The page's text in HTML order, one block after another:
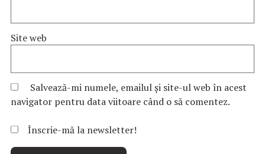
Site web
Salvează-mi numele, emailul și site-ul web în acest
navigator pentru data viitoare când o să comentez.
Înscrie-mă la newsletter!